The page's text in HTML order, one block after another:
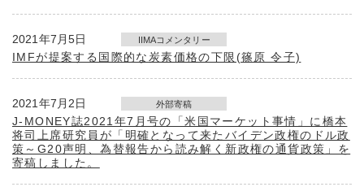
2021年7月5日 IIMAコメンタリー
IMFが提案する国際的な炭素価格の下限(篠原 令子)
2021年7月2日 外部寄稿
J-MONEY誌2021年7月号の「米国マーケット事情」に橋本
将司上席研究員が「明確となって来たバイデン政権のドル政
策～G20声明、為替報告から読み解く新政権の通貨政策」を
寄稿しました。